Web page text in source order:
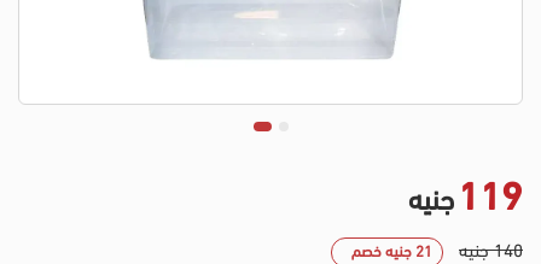
119 جنيه
140 جنيه 21 جنيه خصم